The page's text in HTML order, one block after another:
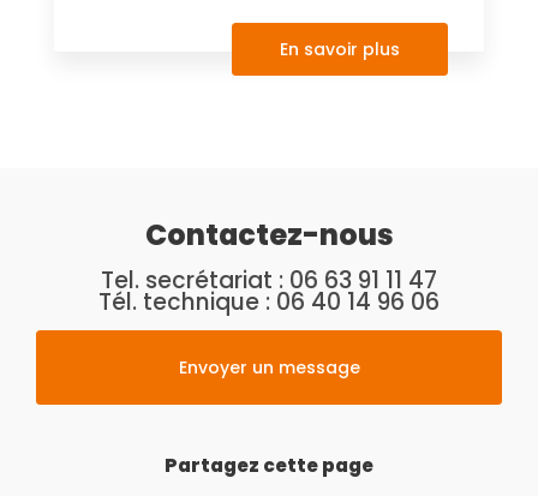
En savoir plus
Contactez-nous
Tel. secrétariat : 06 63 91 11 47
Tél. technique : 06 40 14 96 06
Envoyer un message
Partagez cette page